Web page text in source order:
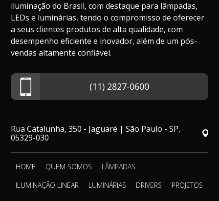
iluminação do Brasil, com destaque para lâmpadas,
LEDs e luminárias, tendo o compromisso de oferecer
a seus clientes produtos de alta qualidade, com
desempenho eficiente e inovador, além de um pós-
vendas altamente confiável.
(11) 2827-0600
Rua Catalunha, 350 - Jaguaré | São Paulo - SP,
05329-030
HOME QUEM SOMOS
LÂMPADAS
ILUMINAÇÃO LINEAR
LUMINÁRIAS DRIVERS
PROJETOS